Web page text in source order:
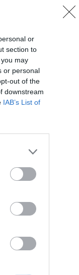
or
section to
may
or personal
out of the
downstream
IAB’s List of
Gatavošanās